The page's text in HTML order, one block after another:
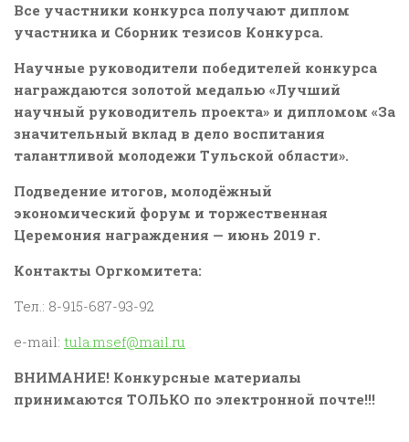
Все участники конкурса получают диплом
участника и Сборник тезисов Конкурса.
Научные руководители победителей конкурса
награждаются золотой медалью «Лучший
научный руководитель проекта» и дипломом «За
значительный вклад в дело воспитания
талантливой молодежи Тульской области».
Подведение итогов, молодёжный
экономический форум и торжественная
Церемония награждения — июнь 2019 г.
Контакты Оргкомитета:
Тел.: 8-915-687-93-92
e-mail: tula.msef@mail.ru
ВНИМАНИЕ! Конкурсные материалы
принимаются ТОЛЬКО по электронной почте!!!